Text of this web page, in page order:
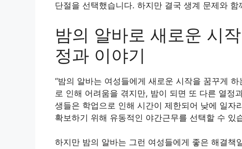
단절을 선택했습니다. 하지만 결국 생계 문제와 함
밤의 알바로 새로운 시
정과 이야기
“밤의 알바는 여성들에게 새로운 시작을 꿈꾸게
로 인해 어려움을 겪지만, 밤이 되면 또 다른 열정
생들은 학업으로 인해 시간이 제한되어 낮에 일자
확보하기 위해 유동적인 야간근무를 선택할 수 있
하지만 밤의 알바는 그런 여성들에게 좋은 해결